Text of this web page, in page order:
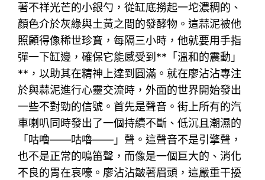
著不祥光芒的小銀勺，從缸底撈起一坨濃稠的、
顏色介於灰綠與土黃之間的發酵物。這蒜泥被他
照顧得像稀世珍寶，每隔三小時，他就要用手指
彈一下缸邊，確保它能感受到**「溫和的震動」
**，以助其在精神上達到圓滿。就在廖沾沾專注
於與蒜泥進行心靈交流時，外面的世界開始發出
一些不對勁的信號。首先是聲音。街上所有的汽
車喇叭同時發出了一個持續不斷、低沉且潮濕的
「咕嚕——咕嚕——」聲。這聲音不是引擎聲，
也不是正常的鳴笛聲，而像是一個巨大的、消化
不良的胃在哀嚎。廖沾沾皺著眉頭，這嚴重干擾